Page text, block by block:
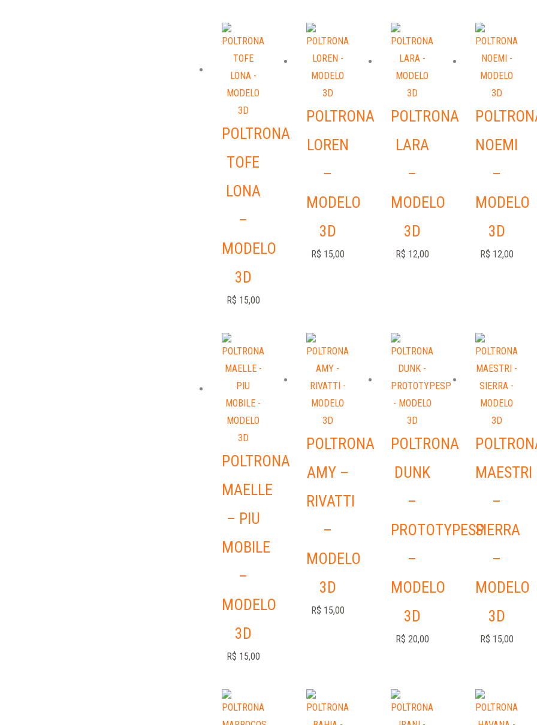
POLTRONA
TOFE
LONA
–
MODELO
3D
R$ 15,00
POLTRONA
LOREN
–
MODELO
3D
R$ 15,00
POLTRONA
LARA
–
MODELO
3D
R$ 12,00
NOEMI
–
MODELO
3D
R$ 12,00
POLTRONA
MAELLE
– PIU
MOBILE
–
MODELO
3D
R$ 15,00
POLTRONA
AMY –
RIVATTI
–
MODELO
3D
R$ 15,00
POLTRONA
DUNK
–
PROTOTYPESP
–
MODELO
3D
R$ 20,00
MAESTRI
–
SIERRA
–
MODELO
3D
R$ 15,00